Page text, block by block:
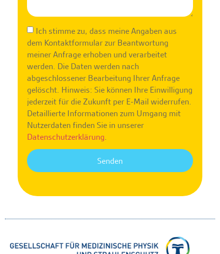
Ich stimme zu, dass meine Angaben aus
dem Kontaktformular zur Beantwortung
meiner Anfrage erhoben und verarbeitet
werden. Die Daten werden nach
abgeschlossener Bearbeitung Ihrer Anfrage
gelöscht. Hinweis: Sie können Ihre Einwilligung
jederzeit für die Zukunft per E-Mail widerrufen.
Detaillierte Informationen zum Umgang mit
Nutzerdaten finden Sie in unserer
Datenschutzerklärung.
Senden